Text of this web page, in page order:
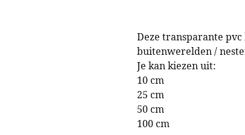
Deze transparante
buitenwerelden /
Je kan kiezen uit:
10 cm
25 cm
50 cm
100 cm